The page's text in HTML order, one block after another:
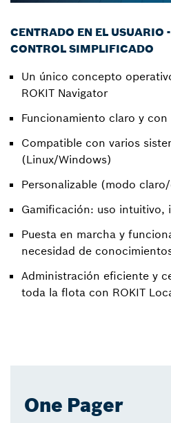
CENTRADO EN EL USUARIO
CONTROL SIMPLIFICADO
Un único concepto
ROKIT Navigator
Funcionamiento claro y
Compatible con varios
(Linux/Windows)
Personalizable (modo
Gamificación: uso intuitivo,
Puesta en marcha y
necesidad de
Administración eficiente y
toda la flota con ROKIT
One Pager